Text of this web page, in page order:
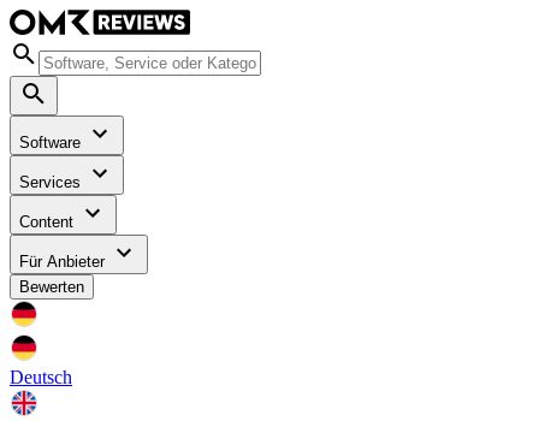
Software
Services
Content
Für Anbieter
Bewerten
Deutsch